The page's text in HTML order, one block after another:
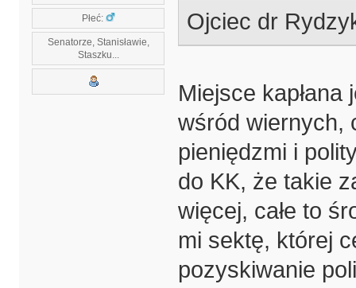
Płeć:
Senatorze, Stanisławie,
Staszku...
Ojciec dr
Miejsce kapłana
wśród wiernych,
pieniędzmi i
do KK, że takie
więcej, całe to
mi sektę, której
pozyskiwanie